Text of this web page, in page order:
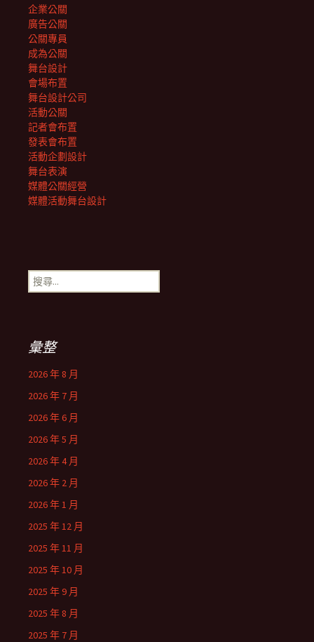
企業公關
廣告公關
公關專員
成為公關
舞台設計
會場布置
舞台設計公司
活動公關
記者會布置
發表會布置
活動企劃設計
舞台表演
媒體公關經營
媒體活動舞台設計
搜
尋
彙整
2026 年 8 月
2026 年 7 月
2026 年 6 月
2026 年 5 月
2026 年 4 月
2026 年 2 月
2026 年 1 月
2025 年 12 月
2025 年 11 月
2025 年 10 月
2025 年 9 月
2025 年 8 月
2025 年 7 月